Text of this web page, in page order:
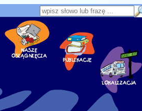
Wpisz słowo lub frazę